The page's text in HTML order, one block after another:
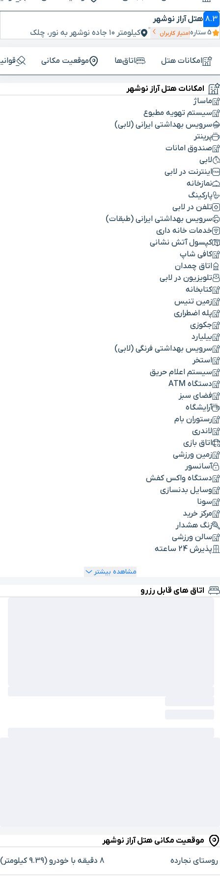
8.3 هتل آراز نوشهر
5 ستاره امتیاز کاربران کیلومتر ۱۰ جاده نوشهر به نور، چلک
امکانات هتل اتاق‌ها موقعیت مکانی
امکانات هتل آراز نوشهر
ماساژ
سیستم تهویه مطبوع
سرویس بهداشتی ایرانی (لابی)
پرینتر
صندوق امانات
لابی
اینترنت در لابی
نمازخانه
پارکینگ
تلفن در لابی
سرویس بهداشتی ایرانی (طبقات)
خدمات خانه داری
کپسول آتش نشانی
کافی شاپ
اتاق چمدان
تلویزیون در لابی
کتابخانه
زمین تنیس
پله اضطراری
جکوزی
بیلیارد
سرویس بهداشتی فرنگی (لابی)
استخر
سیستم اعلام حریق
دستگاه ATM
فضای سبز
آرایشگاه
رستوران بام
لاندری
اتاق بازی
زمین ورزشی
آسانسور
دستگاه واکس کفش
وسایل بدنسازی
سونا
مرکز خرید
زنگ هشدار
سالن ورزشی
پذیرش 24 ساعته
مشاهده بیشتر
اتاق های قابل رزرو
موقعیت مکانی هتل آراز نوشهر
روستای نجارده 8 دقیقه با خودرو (9.39 کیلومتر)